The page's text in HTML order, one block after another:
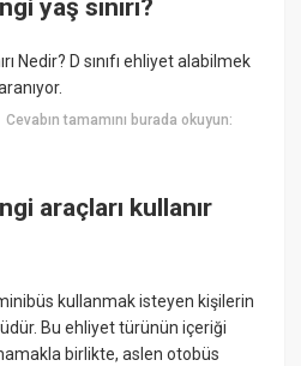
yaş sınırı?
Nedir? D sınıfı ehliyet alabilmek
Cevabın tamamını burada okuyun:
araçları kullanır
kullanmak isteyen kişilerin
Bu ehliyet türünün içeriği
birlikte, aslen otobüs